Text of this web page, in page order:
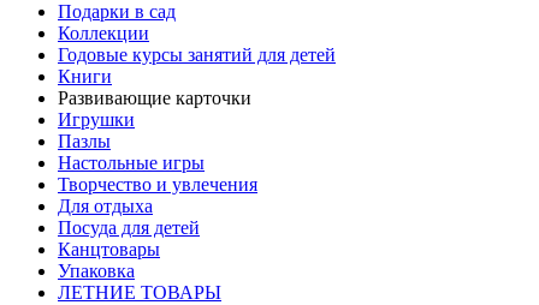
Подарки в сад
Коллекции
Годовые курсы занятий для детей
Книги
Развивающие карточки
Игрушки
Пазлы
Настольные игры
Творчество и увлечения
Для отдыха
Посуда для детей
Канцтовары
Упаковка
ЛЕТНИЕ ТОВАРЫ